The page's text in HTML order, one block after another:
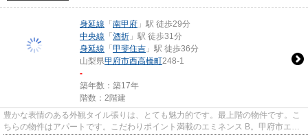
身延線 「 南甲府 」駅 徒歩29分
中央線 「 酒折 」駅 徒歩31分
身延線 「 甲斐住吉 」駅 徒歩36分
山梨県甲府市西高橋町248-1
-
築年数：築17年
階数：2階建
豊かな表情のある外観タイル張りは、とても魅力的です。最上階の物件です。こ
ちらの物件はアパートです。こだわりポイント満載のエミネンス B。甲府市エリ